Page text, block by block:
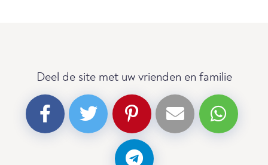
Deel de site met uw vrienden en familie